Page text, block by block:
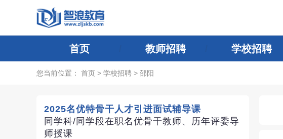
首页 教师招聘 学校招聘
您当前位置： 首页 > 学校招聘 > 邵阳
2025名优特骨干人才引进面试辅导课
同学科/同学段在职名优骨干教师、历年评委导
师授课
湖南